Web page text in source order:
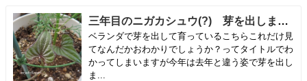
三年目のニガカシュウ(?) 芽を出しました 追記訂正あり | 風と花を紡いで
ベランダで芽を出して育っているこちらこれだけ見
てなんだかおわかりでしょうか？ってタイトルでわ
かってしまいますが今年は去年と違う姿で芽を出し
ま...